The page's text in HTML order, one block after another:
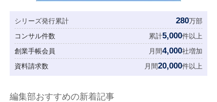
シリーズ発行累計 280万部
コンサル件数
累計5,000件以上
創業手帳会員
月間4,000社増加
資料請求数
月間20,000件以上
編集部おすすめの新着記事